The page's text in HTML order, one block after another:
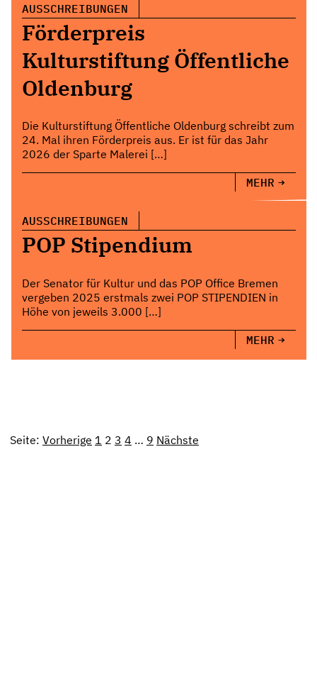
AUSSCHREIBUNGEN
Förderpreis
Kulturstiftung Öffentliche
Oldenburg
Die Kulturstiftung Öffentliche Oldenburg schreibt zum
24. Mal ihren Förderpreis aus. Er ist für das Jahr
2026 der Sparte Malerei […]
MEHR
AUSSCHREIBUNGEN
POP Stipendium
Der Senator für Kultur und das POP Office Bremen
vergeben 2025 erstmals zwei POP STIPENDIEN in
Höhe von jeweils 3.000 […]
MEHR
Seite: Vorherige 1 2 3 4 … 9 Nächste